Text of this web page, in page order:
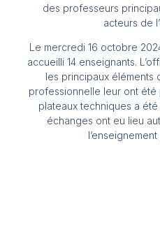
des professeurs
acteurs de
Le mercredi 16 octobre
accueilli 14 enseignants.
les principaux éléments
professionnelle leur ont
plateaux techniques a
échanges ont eu lieu